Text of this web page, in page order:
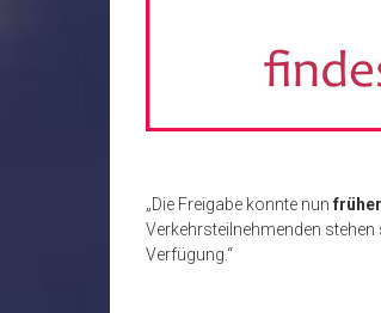
„Die Freigabe konnte nun früher
Verkehrsteilnehmenden
Verfügung.“